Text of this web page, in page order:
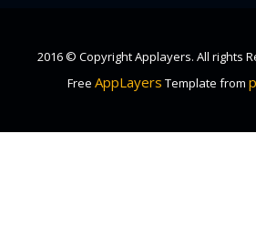
2016 © Copyright Applayers. All rights
Free AppLayers Template from